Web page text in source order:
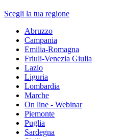
Scegli la tua regione
Abruzzo
Campania
Emilia-Romagna
Friuli-Venezia Giulia
Lazio
Liguria
Lombardia
Marche
On line - Webinar
Piemonte
Puglia
Sardegna